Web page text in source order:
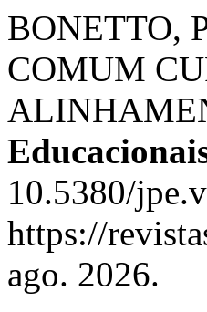
BONETTO,
COMUM
10.5380/
https://
ago. 2026.